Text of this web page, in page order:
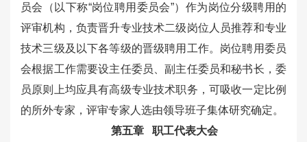
员会（以下称“岗位聘用委员会”）作为岗位分级聘用的
评审机构，负责晋升专业技术二级岗位人员推荐和专业
技术三级及以下各等级的晋级聘用工作。岗位聘用委员
会根据工作需要设主任委员、副主任委员和秘书长，委
员原则上均应具有高级专业技术职务，可吸收一定比例
的所外专家，评审专家人选由领导班子集体研究确定。
第五章 职工代表大会